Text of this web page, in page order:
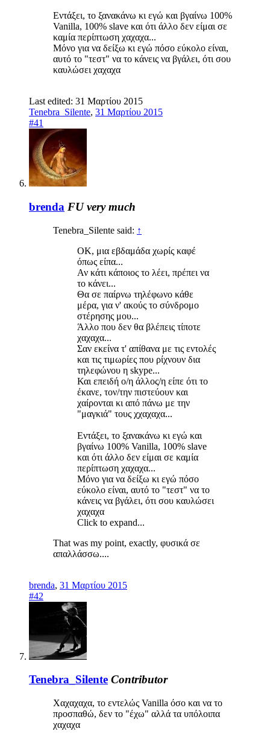
Εντάξει, το ξανακάνω κι εγώ και βγαίνω 100%
Vanilla, 100% slave και ότι άλλο δεν είμαι σε
καμία περίπτωση χαχαχα...
Μόνο για να δείξω κι εγώ πόσο εύκολο είναι,
αυτό το "τεστ" να το κάνεις να βγάλει, ότι σου
καυλώσει χαχαχα
Last edited: 31 Μαρτίου 2015
Tenebra_Silente, 31 Μαρτίου 2015
#41
brenda FU very much
Tenebra_Silente said: ↑
ΟΚ, μια εβδαμάδα χωρίς καφέ
όπως είπα...
Αν κάτι κάποιος το λέει, πρέπει να
το κάνει...
Θα σε παίρνω τηλέφωνο κάθε
μέρα, για ν' ακούς το σύνδρομο
στέρησης μου...
Άλλο που δεν θα βλέπεις τίποτε
χαχαχα...
Σαν εκείνα τ' απίθανα με τις εντολές
και τις τιμωρίες που ρίχνουν δια
τηλεφώνου η skype...
Και επειδή ο/η άλλος/η είπε ότι το
έκανε, τον/την πιστεύουν και
χαίρονται κι από πάνω με την
"μαγκιά" τους χχαχαχα...
Εντάξει, το ξανακάνω κι εγώ και
βγαίνω 100% Vanilla, 100% slave
και ότι άλλο δεν είμαι σε καμία
περίπτωση χαχαχα...
Μόνο για να δείξω κι εγώ πόσο
εύκολο είναι, αυτό το "τεστ" να το
κάνεις να βγάλει, ότι σου καυλώσει
χαχαχα
Click to expand...
That was my point, exactly, φυσικά σε
απαλλάσσω....
brenda, 31 Μαρτίου 2015
#42
Tenebra_Silente Contributor
Xαχαχαχα, το εντελώς Vanilla όσο και να το
προσπαθώ, δεν το "έχω" αλλά τα υπόλοιπα
χαχαχα